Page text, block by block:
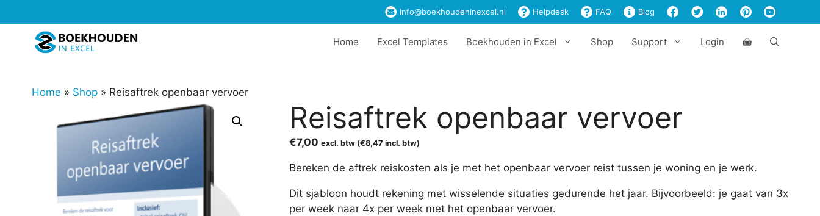
naar
info@boekhoudeninexcel.nl Helpdesk FAQ Blog
Home Excel Templates Boekhouden in Excel Shop Support Login
Home » Shop » Reisaftrek openbaar vervoer
Reisaftrek openbaar vervoer
€7,00 excl. btw (€8,47 incl. btw)
Bereken de aftrek reiskosten als je met het openbaar vervoer reist tussen je woning en je werk.
Dit sjabloon houdt rekening met wisselende situaties gedurende het jaar. Bijvoorbeeld: je gaat van 3x
per week naar 4x per week met het openbaar vervoer.
vervoer
aantal